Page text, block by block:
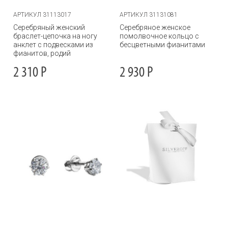
АРТИКУЛ 31113017
Серебряный женский
браслет-цепочка на ногу
анклет с подвесками из
фианитов, родий
2 310 Р
АРТИКУЛ 31131081
Серебряное женское
помолвочное кольцо с
бесцветными фианитами
2 930 Р